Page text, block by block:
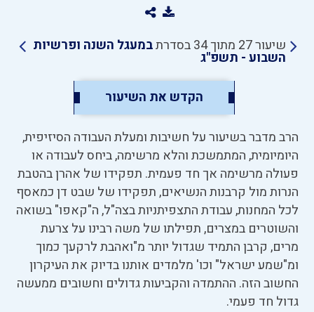
שיעור 27 מתוך 34 בסדרת במעגל השנה ופרשיות
השבוע - תשפ"ג
הקדש את השיעור
הרב מדבר בשיעור על חשיבות ומעלת העבודה הסיזיפית,
היומיומית, המתמשכת והלא מרשימה, ביחס לעבודה או
פעולה מרשימה אך חד פעמית. תפקידו של אהרן בהטבת
הנרות מול קרבנות הנשיאים, תפקידו של שבט דן כמאסף
לכל המחנות, עבודת התצפיתניות בצה"ל, ה"קאפו" בשואה
והשוטרים במצרים, תפילתו של משה רבינו על צרעת
מרים, קרבן התמיד שגדול יותר מ"ואהבת לרקעך כמוך
ומ"שמע ישראל" וכו' מלמדים אותנו בדיוק את העיקרון
החשוב הזה. ההתמדה והקביעות גדולים וחשובים ממעשה
גדול חד פעמי.